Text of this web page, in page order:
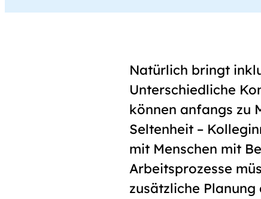
Natürlich bringt
Unterschiedliche
können anfangs zu
Seltenheit –
mit Menschen mit
Arbeitsprozesse
zusätzliche